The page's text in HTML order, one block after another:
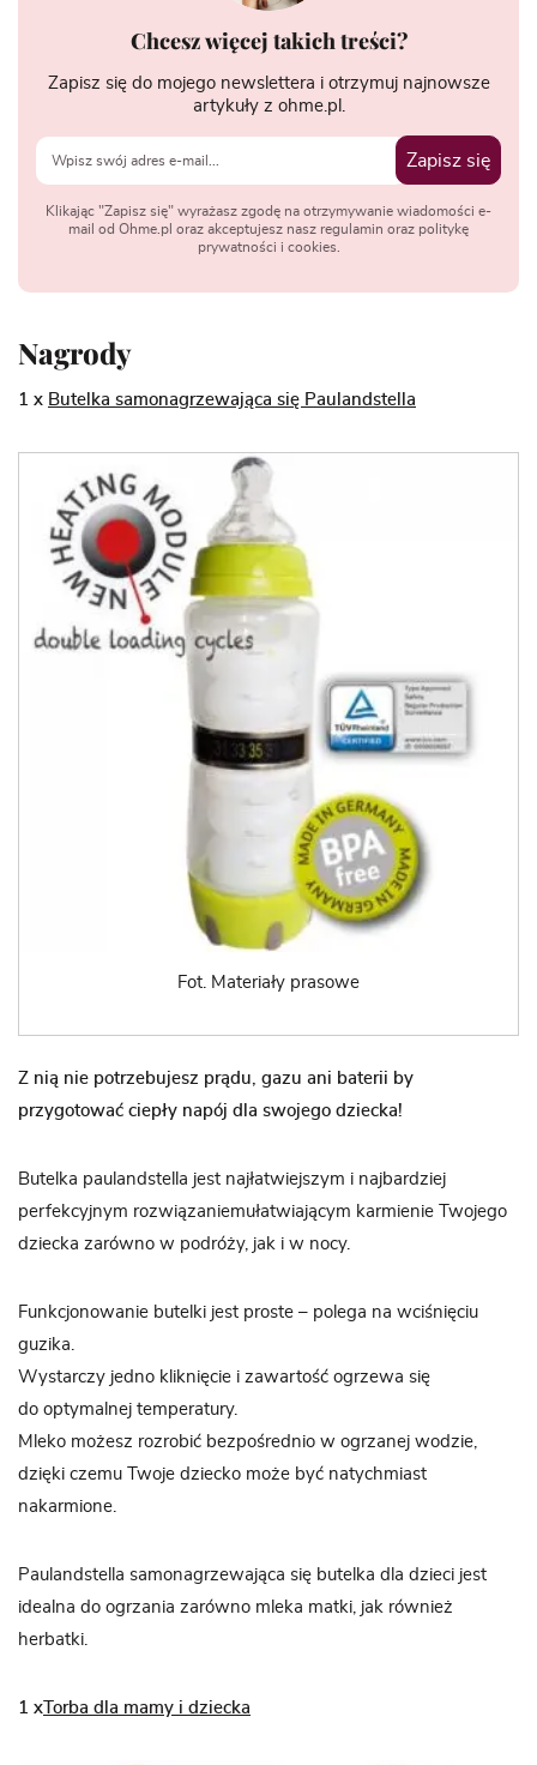
Chcesz więcej takich treści?
Zapisz się do mojego newslettera i otrzymuj najnowsze
artykuły z ohme.pl.
Zapisz się
Klikając "Zapisz się" wyrażasz zgodę na otrzymywanie wiadomości e-
mail od Ohme.pl oraz akceptujesz nasz regulamin oraz politykę
prywatności i cookies.
Nagrody
1 x Butelka samonagrzewająca się Paulandstella
Fot. Materiały prasowe
Z nią nie potrzebujesz prądu, gazu ani baterii by
przygotować ciepły napój dla swojego dziecka!
Butelka paulandstella jest najłatwiejszym i najbardziej
perfekcyjnym rozwiązaniemułatwiającym karmienie Twojego
dziecka zarówno w podróży, jak i w nocy.
Funkcjonowanie butelki jest proste – polega na wciśnięciu
guzika.
Wystarczy jedno kliknięcie i zawartość ogrzewa się
do optymalnej temperatury.
Mleko możesz rozrobić bezpośrednio w ogrzanej wodzie,
dzięki czemu Twoje dziecko może być natychmiast
nakarmione.
Paulandstella samonagrzewająca się butelka dla dzieci jest
idealna do ogrzania zarówno mleka matki, jak również
herbatki.
1 x Torba dla mamy i dziecka